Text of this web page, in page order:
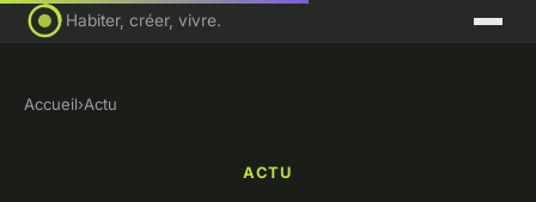
Habiter, créer, vivre.
Accueil›Actu
ACTU